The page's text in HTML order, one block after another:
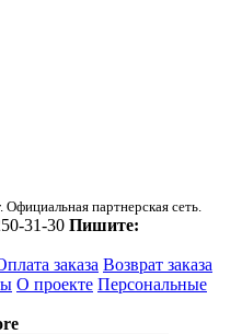
партнерская сеть.
31-30 Пишите:
заказа Возврат заказа
О проекте Персональные